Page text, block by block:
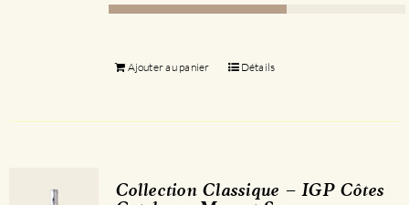
Ajouter au panier Détails
Collection Classique – IGP Côtes